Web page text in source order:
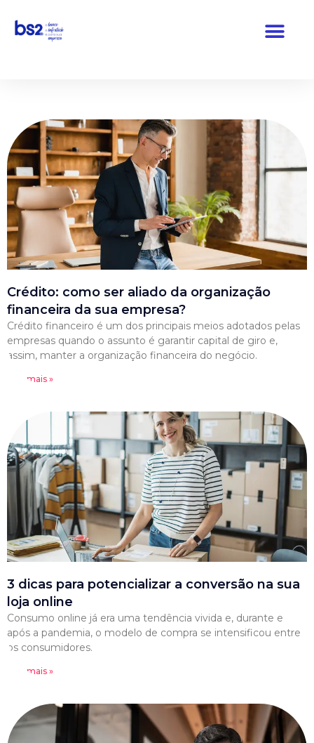
Pular
Crédito: como ser aliado da organização
financeira da sua empresa?
Crédito financeiro é um dos principais meios adotados pelas
empresas quando o assunto é garantir capital de giro e,
assim, manter a organização financeira do negócio.
Leia mais »
3 dicas para potencializar a conversão na sua
loja online
Consumo online já era uma tendência vivida e, durante e
após a pandemia, o modelo de compra se intensificou entre
os consumidores.
Leia mais »